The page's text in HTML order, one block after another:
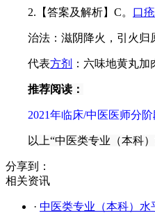
2.【答案及解析】C。 口疮
治法：滋阴降火，引火归
代表方剂 ：六味地黄丸加
推荐阅读：
2021年临床/中医医师分
以上“中医类专业（本科
分享到：
相关资讯
· 中医类专业（本科）